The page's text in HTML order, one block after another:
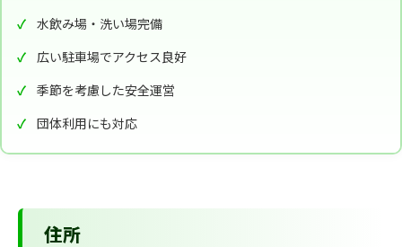
水飲み場・洗い場完備
広い駐車場でアクセス良好
季節を考慮した安全運営
団体利用にも対応
住所